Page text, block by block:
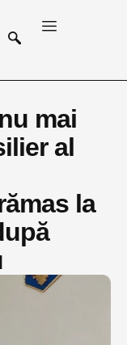
mai
al
la